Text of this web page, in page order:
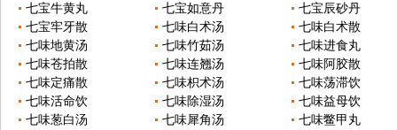
七宝牛黄丸
七宝如意丹
七宝辰砂丹
七宝牢牙散
七味白术汤
七味白术散
七味地黄汤
七味竹茹汤
七味进食丸
七味苍拍散
七味连翘汤
七味阿胶散
七味定痛散
七味枳术汤
七味荡滞饮
七味活命饮
七味除湿汤
七味益母饮
七味葱白汤
七味犀角汤
七味鳖甲丸